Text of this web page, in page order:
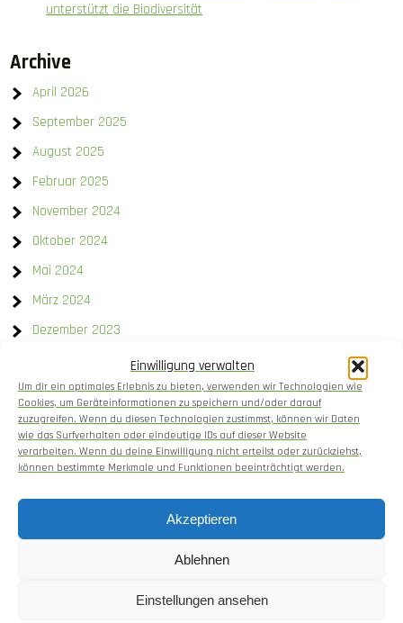
Einwilligung verwalten
Um dir ein optimales Erlebnis zu bieten, verwenden wir Technologien wie
Cookies, um Geräteinformationen zu speichern und/oder darauf
zuzugreifen. Wenn du diesen Technologien zustimmst, können wir Daten
wie das Surfverhalten oder eindeutige IDs auf dieser Website
verarbeiten. Wenn du deine Einwilligung nicht erteilst oder zurückziehst,
können bestimmte Merkmale und Funktionen beeinträchtigt werden.
Akzeptieren
Ablehnen
Einstellungen ansehen
unterstützt die Biodiversität
Archive
April 2026
September 2025
August 2025
Februar 2025
November 2024
Oktober 2024
Mai 2024
März 2024
Dezember 2023
Kategorien
Allgemein
Gartengestaltung
Gemüseanbau
Kochen
Setzlinge und Pflanzenaufzucht